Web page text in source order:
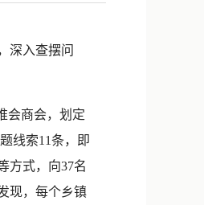
新浪微博
微信
深入查摆问
会商会，划定
线索11条，即
方式，向37名
现，每个乡镇